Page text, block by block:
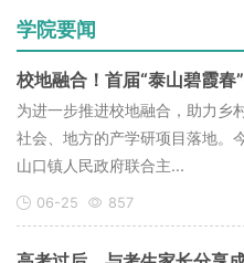
学院要闻
校地融合！首届“泰山碧霞
为进一步推进校地融合，助力乡
社会、地方的产学研项目落地。
山口镇人民政府联合主...
06-25 857